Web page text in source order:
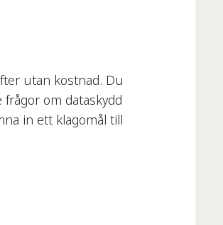
utan kostnad. Du
om dataskydd
in ett klagomål till